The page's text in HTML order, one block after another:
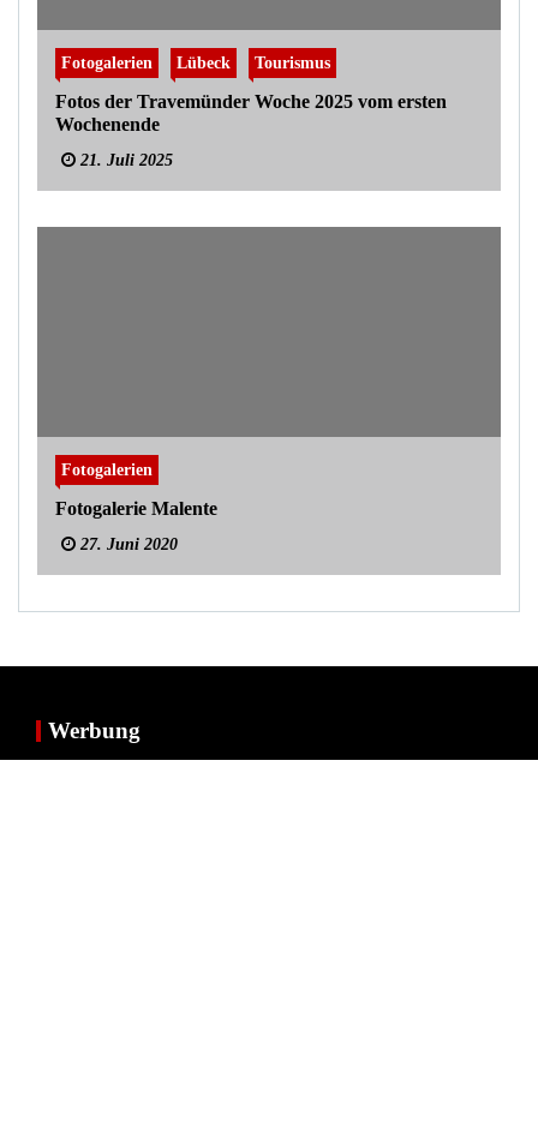
Fotogalerien Lübeck Tourismus
Fotos der Travemünder Woche 2025 vom ersten
Wochenende
21. Juli 2025
Fotogalerien
Fotogalerie Malente
27. Juni 2020
Werbung